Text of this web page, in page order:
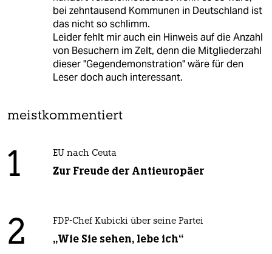
bei zehntausend Kommunen in Deutschland ist
das nicht so schlimm.
Leider fehlt mir auch ein Hinweis auf die Anzahl
von Besuchern im Zelt, denn die Mitgliederzahl
dieser "Gegendemonstration" wäre für den
Leser doch auch interessant.
meistkommentiert
1 EU nach Ceuta
Zur Freude der Antieuropäer
2 FDP-Chef Kubicki über seine Partei
„Wie Sie sehen, lebe ich“